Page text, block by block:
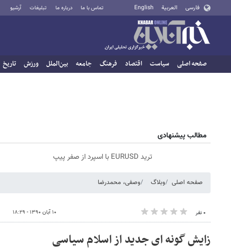
فارسی العربية English تماس با ما درباره ما تبلیغات آرشیو
صفحه اصلی سیاست اقتصاد فرهنگ جامعه بین‌الملل ورزش تاریخ
مطالب پیشنهادی
ترید EURUSD با اسپرد از صفر پیپ
صفحه اصلی وبلاگ وصفی، محمدرضا
۰ نفر ۱۰ آبان ۱۳۹۰ - ۱۸:۲۹
زایش گونه ای جدید از اسلام سیاسی